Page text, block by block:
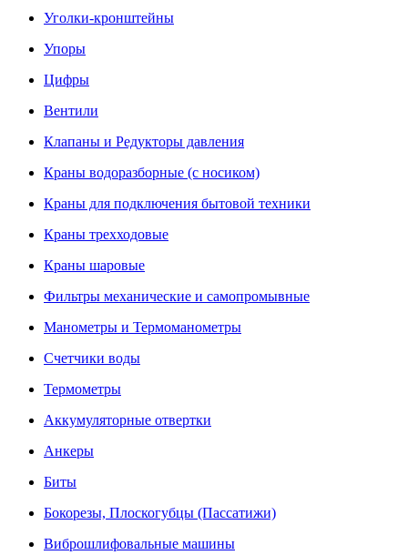
Уголки-кронштейны
Упоры
Цифры
Вентили
Клапаны и Редукторы давления
Краны водоразборные (с носиком)
Краны для подключения бытовой техники
Краны трехходовые
Краны шаровые
Фильтры механические и самопромывные
Манометры и Термоманометры
Счетчики воды
Термометры
Аккумуляторные отвертки
Анкеры
Биты
Бокорезы, Плоскогубцы (Пассатижи)
Виброшлифовальные машины